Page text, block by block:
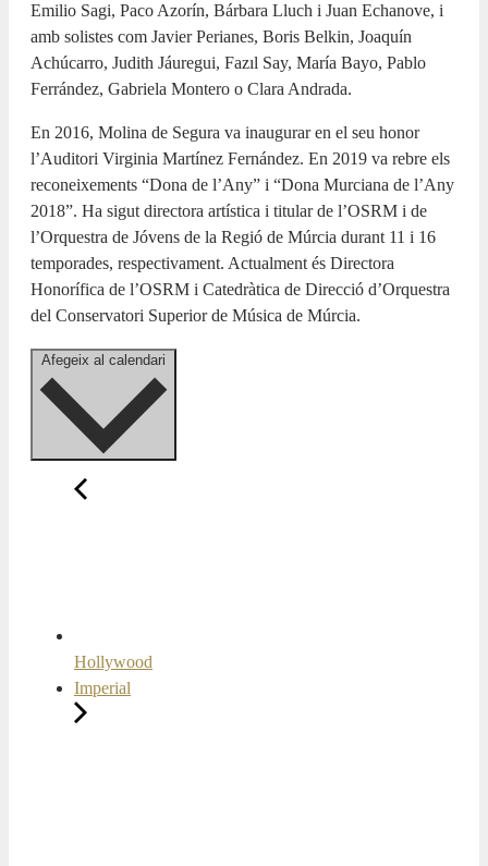
Emilio Sagi, Paco Azorín, Bárbara Lluch i Juan Echanove, i
amb solistes com Javier Perianes, Boris Belkin, Joaquín
Achúcarro, Judith Jáuregui, Fazıl Say, María Bayo, Pablo
Ferrández, Gabriela Montero o Clara Andrada.
En 2016, Molina de Segura va inaugurar en el seu honor
l’Auditori Virginia Martínez Fernández. En 2019 va rebre els
reconeixements “Dona de l’Any” i “Dona Murciana de l’Any
2018”. Ha sigut directora artística i titular de l’OSRM i de
l’Orquestra de Jóvens de la Regió de Múrcia durant 11 i 16
temporades, respectivament. Actualment és Directora
Honorífica de l’OSRM i Catedràtica de Direcció d’Orquestra
del Conservatori Superior de Música de Múrcia.
Hollywood
Imperial